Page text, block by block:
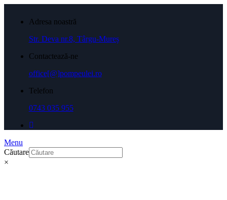
Adresa noastră
Str. Deva nr.8, Târgu-Mureș
Contactează-ne
office[@]pompeulei.ro
Telefon
0743 035 955
Menu
Căutare
×